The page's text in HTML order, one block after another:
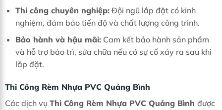
Thi công chuyên nghiệp:Đội ngũ lắp đặt có kinh
nghiệm, đảm bảo tiến độ và chất lượng công trình.
Bảo hành và hậu mãi:Cam kết bảo hành sản phẩm
và hỗ trợ bảo trì, sửa chữa nếu có sự cố xảy ra sau khi
lắp đặt.
Thi Công Rèm Nhựa PVC Quảng Bình
Các dịch vụ Thi Công Rèm Nhựa PVC Quảng Bình được